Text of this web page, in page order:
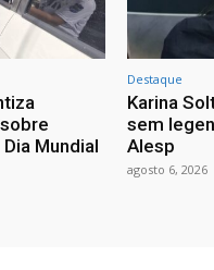
Mundial
Destaque
Karina
sem
Alesp
agosto 6, 2026